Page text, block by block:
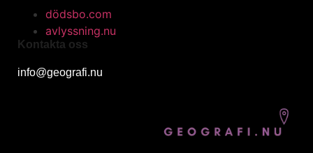
dödsbo.com
avlyssning.nu
Kontakta oss
info@geografi.nu